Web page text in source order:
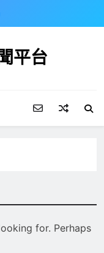
平台
for. Perhaps